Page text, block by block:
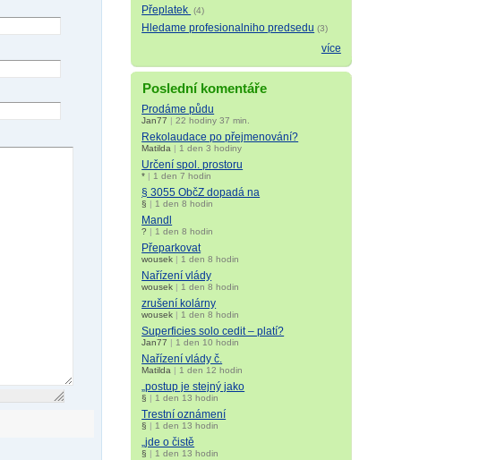
Přeplatek (4)
Hledame profesionalniho predsedu (3)
více
Poslední komentáře
Prodáme půdu
Jan77 |22 hodiny 37 min.
Rekolaudace po přejmenování?
Matilda | 1 den 3 hodiny
Určení spol. prostoru
* | 1 den 7 hodin
§ 3055 ObčZ dopadá na
§ | 1 den 8 hodin
Mandl
? | 1 den 8 hodin
Přeparkovat
wousek | 1 den 8 hodin
Nařízení vlády
wousek | 1 den 8 hodin
zrušení kolárny
wousek | 1 den 8 hodin
Superficies solo cedit – platí?
Jan77 | 1 den 10 hodin
Nařízení vlády č.
Matilda | 1 den 12 hodin
„postup je stejný jako
§ | 1 den 13 hodin
Trestní oznámení
§ 1 den 13 hodin
„jde o čistě
§ 1 den 13 hodin